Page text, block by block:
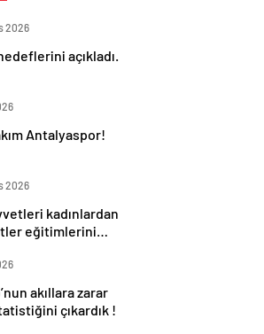
2026
açıkladı.
Antalyaspor!
2026
kadınlardan
eğitimlerini
akıllara zarar
çıkardık !